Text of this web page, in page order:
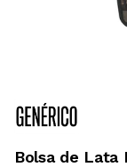
Bolsa de